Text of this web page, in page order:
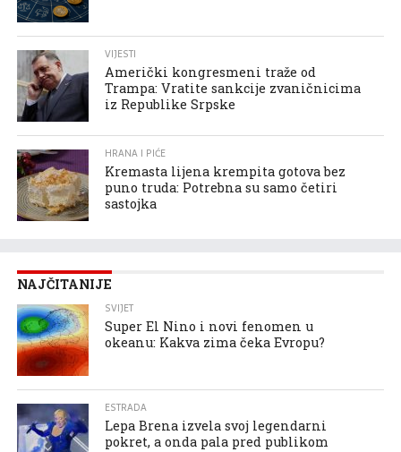
VIJESTI
Američki kongresmeni traže od
Trampa: Vratite sankcije zvaničnicima
iz Republike Srpske
HRANA I PIĆE
Kremasta lijena krempita gotova bez
puno truda: Potrebna su samo četiri
sastojka
NAJČITANIJE
SVIJET
Super El Nino i novi fenomen u
okeanu: Kakva zima čeka Evropu?
ESTRADA
Lepa Brena izvela svoj legendarni
pokret, a onda pala pred publikom